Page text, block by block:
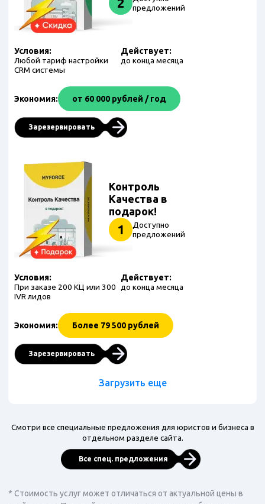
предложений
Условия:
Любой тариф настройки
CRM системы
Действует:
до конца месяца
Экономия: от 60 000 рублей / год
Зарезервировать
Контроль
Качества в
подарок!
1
Доступно
предложений
Условия:
При заказе 200 КЦ или 300
IVR лидов
Действует:
до конца месяца
Экономия: Более 79 500 рублей
Зарезервировать
Загрузить еще
Смотри все специальные предложения для юристов и бизнеса в
отдельном разделе сайта.
Все спец. предложения
* Стоимость услуг может отличаться от актуальной цены в